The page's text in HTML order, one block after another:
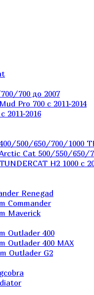
700 до 2007
Pro 700 с 2011-2014
2011-2016
500/650/700/1000
Cat 500/550/650/
H2 1000 c
Renegad
Commander
Maverick
Outlader 400
Outlader 400 MAX
Outlader G2